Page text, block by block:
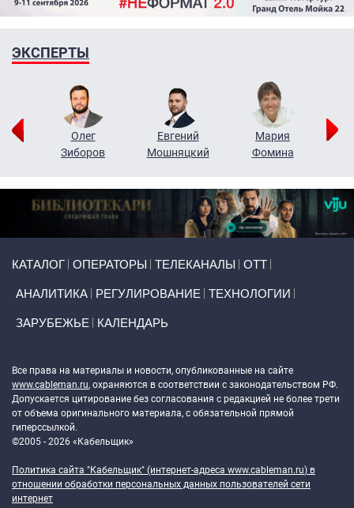
ЭКСПЕРТЫ
Олег
Зиборов
Евгений
Мошняцкий
Мария
Фомина
КАТАЛОГ ОПЕРАТОРЫ ТЕЛЕКАНАЛЫ ОТТ
АНАЛИТИКА РЕГУЛИРОВАНИЕ ТЕХНОЛОГИИ
ЗАРУБЕЖЬЕ КАЛЕНДАРЬ
Все права на материалы и новости, опубликованные на сайте
www.cableman.ru, охраняются в соответствии с законодательством РФ.
Допускается цитирование без согласования с редакцией не более трети
от объема оригинального материала, с обязательной прямой
гиперссылкой.
©2005 - 2026 «Кабельщик»
Политика сайта "Кабельщик" (интернет-адреса www.cableman.ru) в
отношении обработки персональных данных пользователей сети
интернет